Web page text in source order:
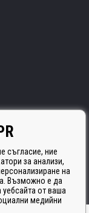
съгласие, ние
за анализи,
на
Възможно е да
от ваша
медийни